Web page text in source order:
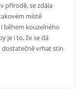
přírodě, se zdála
místě
během kouzelného
je i to, že se dá
vrhat stín